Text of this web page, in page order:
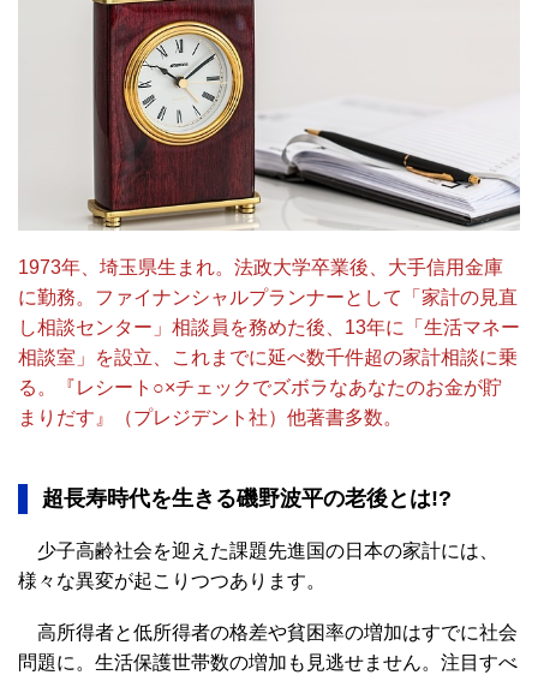
1973年、埼玉県生まれ。法政大学卒業後、大手信用金庫
に勤務。ファイナンシャルプランナーとして「家計の見直
し相談センター」相談員を務めた後、13年に「生活マネー
相談室」を設立、これまでに延べ数千件超の家計相談に乗
る。『レシート○×チェックでズボラなあなたのお金が貯
まりだす』（プレジデント社）他著書多数。
超長寿時代を生きる磯野波平の老後とは!?
少子高齢社会を迎えた課題先進国の日本の家計には、
様々な異変が起こりつつあります。
高所得者と低所得者の格差や貧困率の増加はすでに社会
問題に。生活保護世帯数の増加も見逃せません。注目すべ